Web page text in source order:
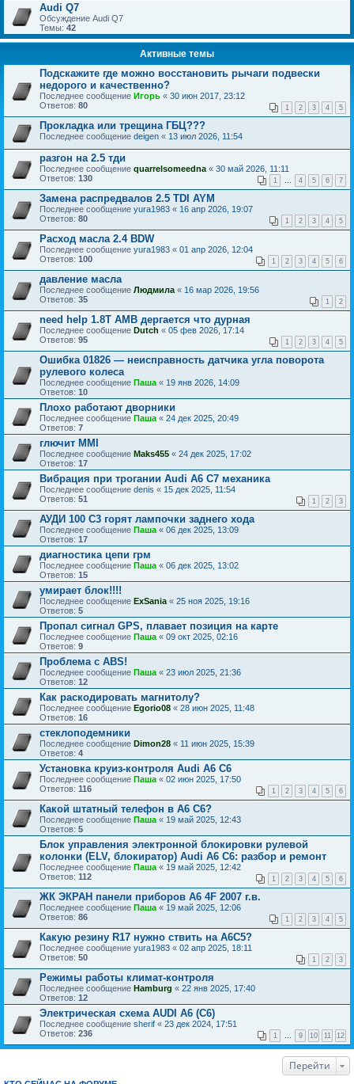
Audi Q7
Обсуждение Audi Q7
Темы: 42
Активные темы
Подскажите где можно восстановить рычаги подвески
недорого и качественно?
Последнее сообщение Игорь « 30 июн 2017, 23:12
Ответов: 80 1 2 3 4 5
Прокладка или трещина ГБЦ???
Последнее сообщение deigen « 13 июл 2026, 11:54
разгон на 2.5 тди
Последнее сообщение quarrelsomeedna « 30 май 2026, 11:11
Ответов: 130 1 ... 4 5 6 7
Замена распредвалов 2.5 TDI AYM
Последнее сообщение yura1983 « 16 апр 2026, 19:07
Ответов: 80 1 2 3 4 5
Расход масла 2.4 BDW
Последнее сообщение yura1983 « 01 апр 2026, 12:04
Ответов: 100 1 2 3 4 5 6
давление масла
Последнее сообщение Людмила « 16 мар 2026, 19:56
Ответов: 35 1 2
need help 1.8T AMB дергается что дурная
Последнее сообщение Dutch « 05 фев 2026, 17:14
Ответов: 95 1 2 3 4 5
Ошибка 01826 ― неисправность датчика угла поворота
рулевого колеса
Последнее сообщение Паша « 19 янв 2026, 14:09
Ответов: 10
Плохо работают дворники
Последнее сообщение Паша « 24 дек 2025, 20:49
Ответов: 7
глючит MMI
Последнее сообщение Maks455 « 24 дек 2025, 17:02
Ответов: 17
Вибрация при трогании Audi A6 C7 механика
Последнее сообщение denis « 15 дек 2025, 11:54
Ответов: 51 1 2 3
АУДИ 100 С3 горят лампочки заднего хода
Последнее сообщение Паша « 06 дек 2025, 13:09
Ответов: 17
диагностика цепи грм
Последнее сообщение Паша « 06 дек 2025, 13:02
Ответов: 15
умирает блок!!!!
Последнее сообщение ExSania « 25 ноя 2025, 19:16
Ответов: 5
Пропал сигнал GPS, плавает позиция на карте
Последнее сообщение Паша « 09 окт 2025, 02:16
Ответов: 9
Проблема с ABS!
Последнее сообщение Паша « 23 июл 2025, 21:36
Ответов: 12
Как раскодировать магнитолу?
Последнее сообщение Egorio08 « 28 июн 2025, 11:48
Ответов: 16
стеклоподемники
Последнее сообщение Dimon28 « 11 июн 2025, 15:39
Ответов: 4
Установка круиз-контроля Audi А6 С6
Последнее сообщение Паша « 02 июн 2025, 17:50
Ответов: 116 1 2 3 4 5 6
Какой штатный телефон в A6 C6?
Последнее сообщение Паша « 19 май 2025, 12:43
Ответов: 5
Блок управления электронной блокировки рулевой
колонки (ELV, блокиратор) Audi A6 C6: разбор и ремонт
Последнее сообщение Паша « 19 май 2025, 12:42
Ответов: 112 1 2 3 4 5 6
ЖК ЭКРАН панели приборов A6 4F 2007 г.в.
Последнее сообщение Паша « 19 май 2025, 12:06
Ответов: 86 1 2 3 4 5
Какую резину R17 нужно ствить на А6С5?
Последнее сообщение yura1983 « 02 апр 2025, 18:11
Ответов: 50 1 2 3
Режимы работы климат-контроля
Последнее сообщение Hamburg « 22 янв 2025, 17:40
Ответов: 12
Электрическая схема AUDI A6 (C6)
Последнее сообщение sherif « 23 дек 2024, 17:51
Ответов: 236 1 ... 9 10 11 12
Перейти